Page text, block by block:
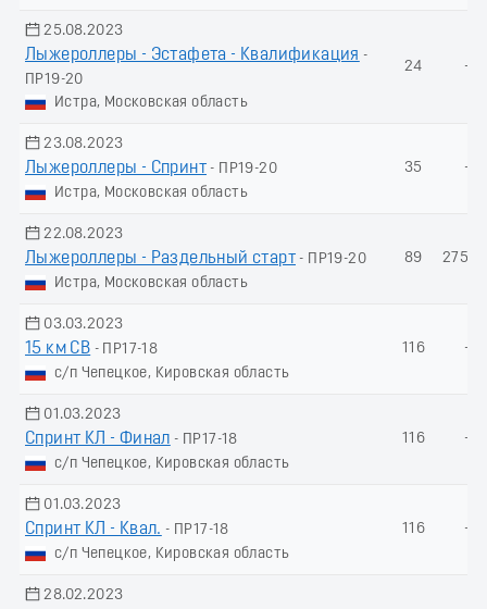
25.08.2023
Лыжероллеры - Эстафета - Квалификация -
ПР19-20
Истра, Московская область
24 -
23.08.2023
Лыжероллеры - Спринт - ПР19-20
Истра, Московская область
35 -
22.08.2023
Лыжероллеры - Раздельный старт - ПР19-20
Истра, Московская область
89
03.03.2023
15 км СВ - ПР17-18
с/п Чепецкое, Кировская область
116 -
01.03.2023
Спринт КЛ - Финал - ПР17-18
с/п Чепецкое, Кировская область
116 -
01.03.2023
Спринт КЛ - Квал. - ПР17-18
с/п Чепецкое, Кировская область
116 -
28.02.2023